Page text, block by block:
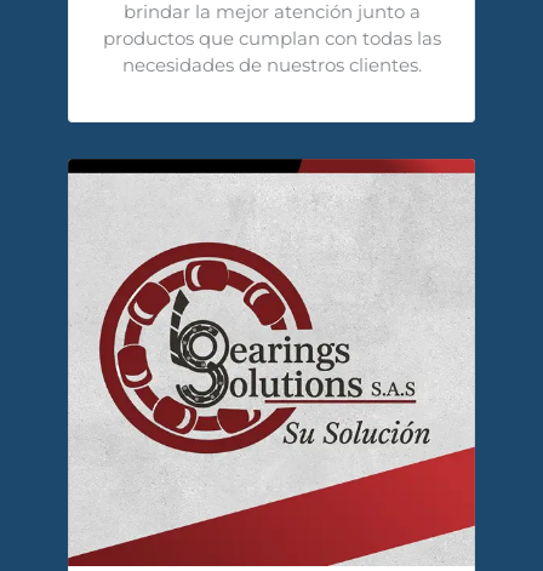
brindar la mejor atención junto a
productos que cumplan con todas las
necesidades de nuestros clientes.